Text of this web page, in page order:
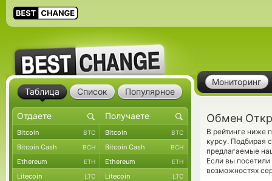
Мониторинг
Обмен
В рейтинге ниже
курсу. Подбирая
предлагаемые
Если вы
возможностях
Таблица Список Популярное
Bitcoin BTC Bitcoin BTC
Bitcoin Cash BCH Bitcoin Cash BCH
Ethereum ETH Ethereum ETH
Litecoin LTC Litecoin LTC